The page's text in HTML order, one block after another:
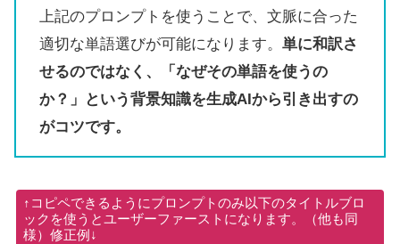
上記のプロンプトを使うことで、文脈に合った
適切な単語選びが可能になります。 単に和訳さ
せるのではなく、「なぜその単語を使うの
か？」という背景知識を生成AIから引き出すの
がコツです。
↑コピペできるようにプロンプトのみ以下のタイトルブロ
ックを使うとユーザーファーストになります。（他も同
様）修正例↓